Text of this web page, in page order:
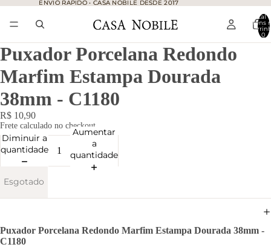
ENVIO RÁPIDO • CASA NOBILE DESDE 2017
ENVIO RÁPIDO • CASA NOBILE DESDE 2017
Total
itens
0
Puxador Porcelana Redondo
Marfim Estampa Dourada
38mm - C1180
R$ 10,90
Frete calculado no checkout.
Diminuir a
quantidade
Aumentar
a
quantidade
Esgotado
Puxador Porcelana Redondo Marfim Estampa Dourada 38mm -
C1180